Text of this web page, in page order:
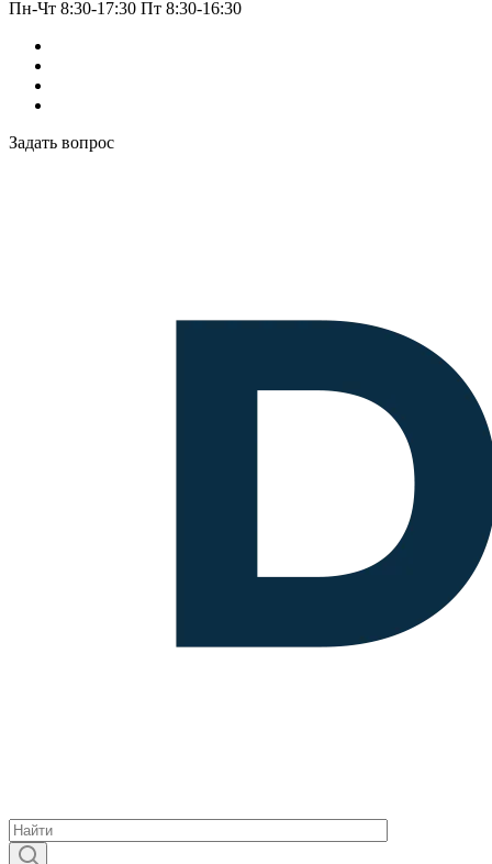
Пн-Чт 8:30-17:30 Пт 8:30-16:30
Задать вопрос